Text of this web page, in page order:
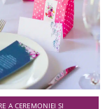
A CEREMONIEI SI